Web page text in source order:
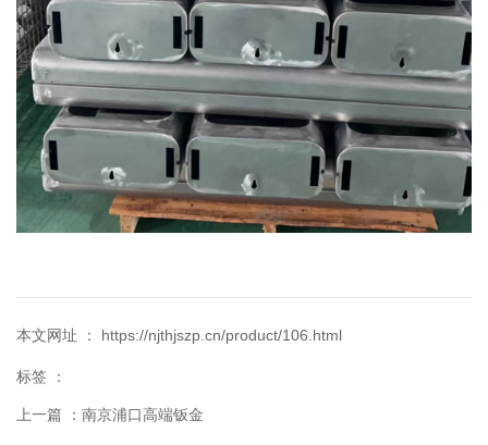
本文网址 ： https://njthjszp.cn/product/106.html
标签 ：
上一篇 ： 南京浦口高端钣金